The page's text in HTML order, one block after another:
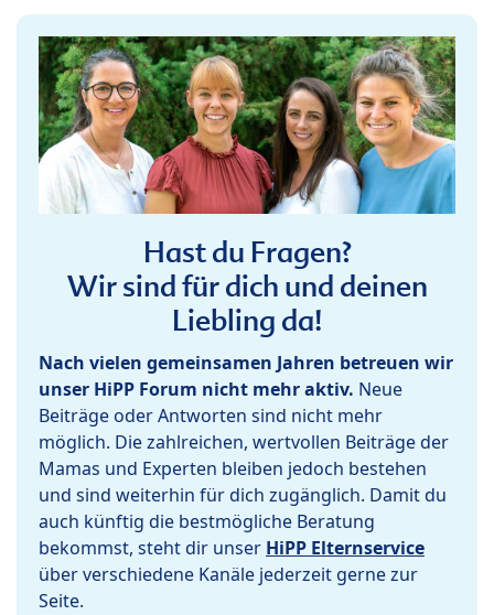
Hast du Fragen?
Wir sind für dich und deinen
Liebling da!
Nach vielen gemeinsamen Jahren betreuen wir
unser HiPP Forum nicht mehr aktiv. Neue
Beiträge oder Antworten sind nicht mehr
möglich. Die zahlreichen, wertvollen Beiträge der
Mamas und Experten bleiben jedoch bestehen
und sind weiterhin für dich zugänglich. Damit du
auch künftig die bestmögliche Beratung
bekommst, steht dir unser HiPP Elternservice
über verschiedene Kanäle jederzeit gerne zur
Seite.